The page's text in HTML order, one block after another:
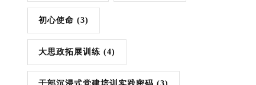
初心使命 (3)
大思政拓展训练 (4)